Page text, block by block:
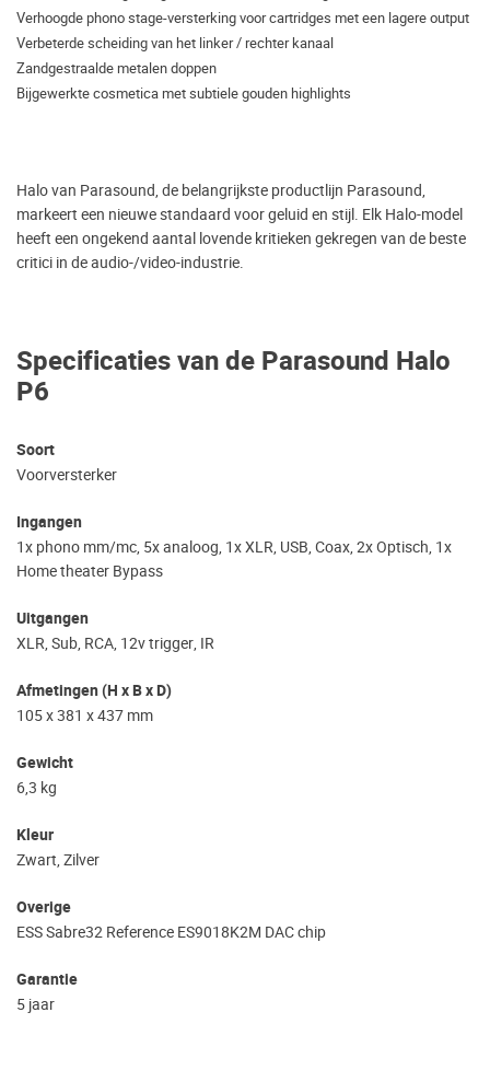
Specificaties van de Parasound Halo
P6
Soort
Voorversterker
Ingangen
1x phono mm/mc, 5x analoog, 1x XLR, USB, Coax, 2x Optisch, 1x
Home theater Bypass
Uitgangen
XLR, Sub, RCA, 12v trigger, IR
Afmetingen (H x B x D)
105 x 381 x 437 mm
Gewicht
6,3 kg
Kleur
Zwart, Zilver
Overige
ESS Sabre32 Reference ES9018K2M DAC chip
Garantie
5 jaar
Verhoogde phono stage-versterking voor cartridges met een lagere output
Verbeterde scheiding van het linker / rechter kanaal
Zandgestraalde metalen doppen
Bijgewerkte cosmetica met subtiele gouden highlights
Halo van Parasound, de belangrijkste productlijn Parasound,
markeert een nieuwe standaard voor geluid en stijl. Elk Halo-model
heeft een ongekend aantal lovende kritieken gekregen van de beste
critici in de audio-/video-industrie.